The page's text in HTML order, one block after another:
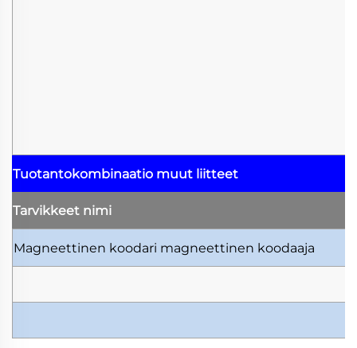
Tuotantokombinaatio muut liitteet
Tarvikkeet nimi
Magneettinen koodari magneettinen koodaaja